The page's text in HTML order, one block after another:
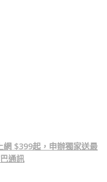
網 $399起，申辦獨家送最
通訊